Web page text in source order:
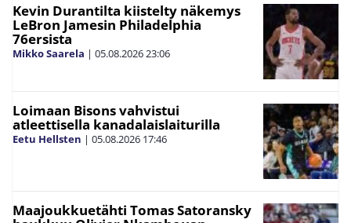
Kevin Durantilta kiistelty näkemys
LeBron Jamesin Philadelphia
76ersista
Mikko Saarela | 05.08.202623:06
Loimaan Bisons vahvistui
atleettisella kanadalaislaiturilla
Eetu Hellsten | 05.08.2026 17:46
Maajoukkuetähti Tomas Satoransky